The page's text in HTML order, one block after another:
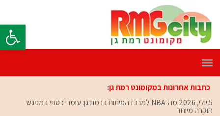
פתח
תפריט
כתבות אחרונות במקומונט רמת גן:
5 יולי, 2026
מה-NBA למרכז הפיתוח ברמת גן: עומרי כספי במפגש
הוקרה מיוחד